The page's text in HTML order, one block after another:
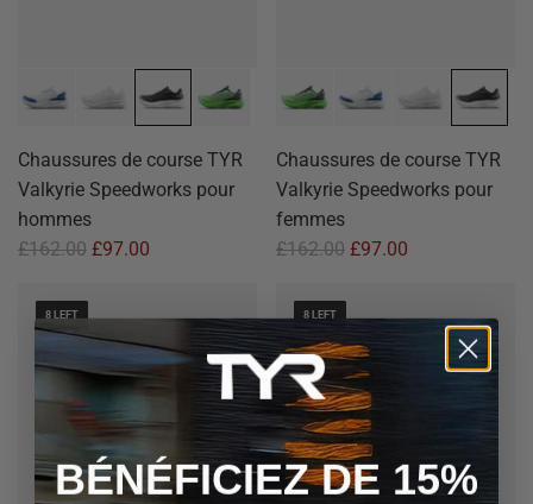
Chaussures de course TYR
Valkyrie Speedworks pour
hommes
£162.00 £97.00
Chaussures de course TYR
Valkyrie Speedworks pour
femmes
£162.00 £97.00
8 LEFT 8 LEFT
BÉNÉFICIEZ DE 15%